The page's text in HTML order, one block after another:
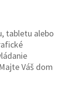
tabletu alebo
Váš dom